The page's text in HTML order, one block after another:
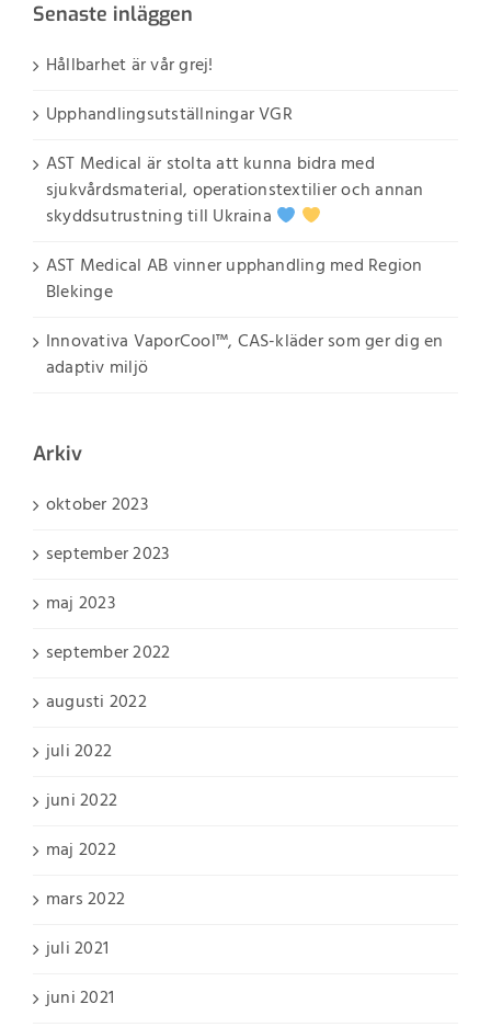
Senaste inläggen
Hållbarhet är vår grej!
Upphandlingsutställningar VGR
AST Medical är stolta att kunna bidra med
sjukvårdsmaterial, operationstextilier och annan
skyddsutrustning till Ukraina
AST Medical AB vinner upphandling med Region
Blekinge
Innovativa VaporCool™, CAS-kläder som ger dig en
adaptiv miljö
Arkiv
oktober 2023
september 2023
maj 2023
september 2022
augusti 2022
juli 2022
juni 2022
maj 2022
mars 2022
juli 2021
juni 2021